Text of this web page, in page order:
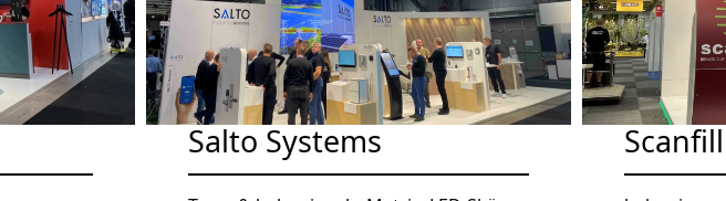
Salto Systems Scanfill